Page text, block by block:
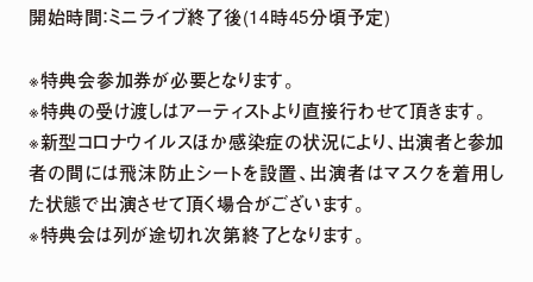
MOVIE LINEUP
開始時間：ミニライブ終了後(14時45分頃予定)
※特典会参加券が必要となります。
※特典の受け渡しはアーティストより直接行わせて頂きます。
※新型コロナウイルスほか感染症の状況により、出演者と参加
者の間には飛沫防止シートを設置、出演者はマスクを着用し
た状態で出演させて頂く場合がございます。
※特典会は列が途切れ次第終了となります。